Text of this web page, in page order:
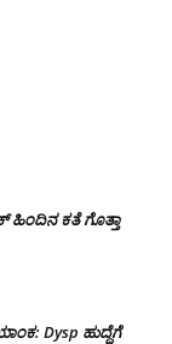
ಕತೆ ಗೊತ್ತಾ
Dysp ಹುದ್ದೆಗೆ